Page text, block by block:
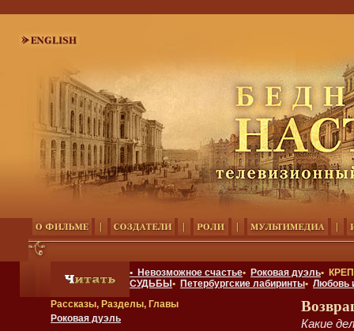
• Невозможное счастье• Роковая дуэль•
СУДЬБЫ • Петербургские лабиринты• Любовь
Рассказы, Разделы, Главы
Роковая дуэль
Какие